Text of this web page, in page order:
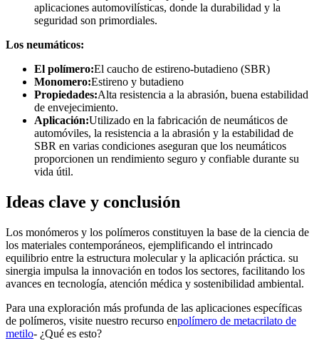
aplicaciones automovilísticas, donde la durabilidad y la
seguridad son primordiales.
Los neumáticos:
El polímero:El caucho de estireno-butadieno (SBR)
Monomero:Estireno y butadieno
Propiedades:Alta resistencia a la abrasión, buena estabilidad
de envejecimiento.
Aplicación:Utilizado en la fabricación de neumáticos de
automóviles, la resistencia a la abrasión y la estabilidad de
SBR en varias condiciones aseguran que los neumáticos
proporcionen un rendimiento seguro y confiable durante su
vida útil.
Ideas clave y conclusión
Los monómeros y los polímeros constituyen la base de la ciencia de
los materiales contemporáneos, ejemplificando el intrincado
equilibrio entre la estructura molecular y la aplicación práctica. su
sinergia impulsa la innovación en todos los sectores, facilitando los
avances en tecnología, atención médica y sostenibilidad ambiental.
Para una exploración más profunda de las aplicaciones específicas
de polímeros, visite nuestro recurso enpolímero de metacrilato de
metilo- ¿Qué es esto?